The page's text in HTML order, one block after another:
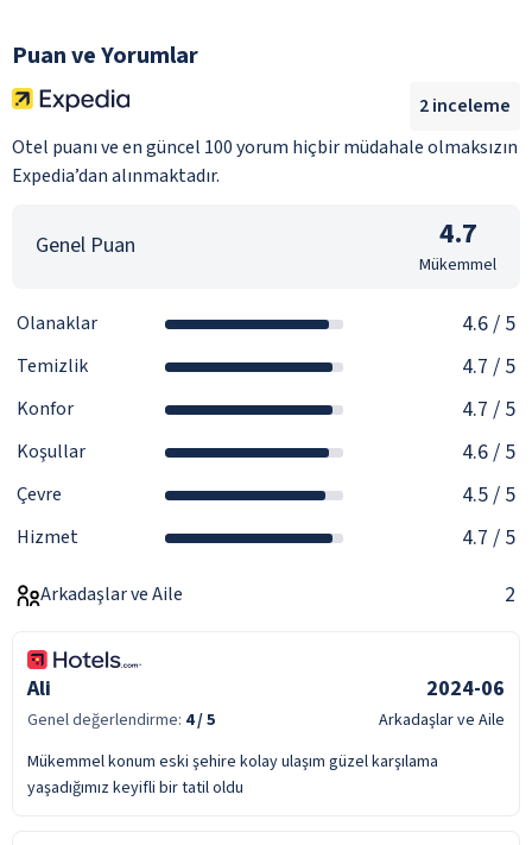
Puan ve Yorumlar
Otel puanı ve en güncel 100 yorum hiçbir müdahale olmaksızın
Expedia’dan alınmaktadır.
2inceleme
Genel Puan 4.7
Mükemmel
Olanaklar 4.6/ 5
Temizlik 4.7 / 5
Konfor 4.7 / 5
Koşullar 4.6/ 5
Çevre 4.5/ 5
Hizmet 4.7 / 5
Arkadaşlar ve Aile 2
Ali 2024-06
Genel değerlendirme: 4/ 5
Arkadaşlar ve Aile
Mükemmel konum eski şehire kolay ulaşım güzel karşılama
yaşadığımız keyifli bir tatil oldu